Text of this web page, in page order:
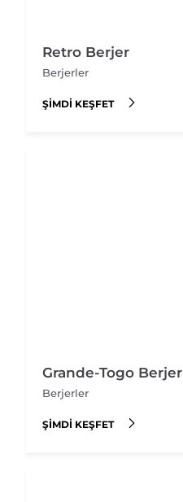
Retro Berjer
Berjerler
ŞIMDI KEŞFET
Grande-Togo Berjer
Berjerler
ŞIMDI KEŞFET